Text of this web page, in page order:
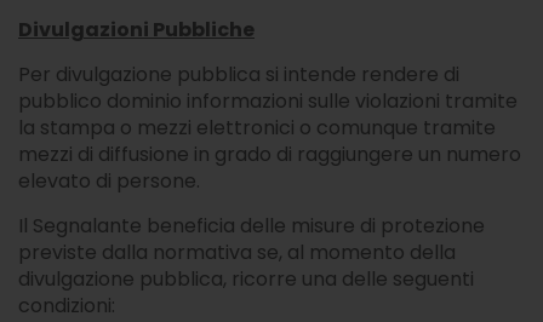
Divulgazioni Pubbliche
Per divulgazione pubblica si intende rendere di
pubblico dominio informazioni sulle violazioni tramite
la stampa o mezzi elettronici o comunque tramite
mezzi di diffusione in grado di raggiungere un numero
elevato di persone.
Il Segnalante beneficia delle misure di protezione
previste dalla normativa se, al momento della
divulgazione pubblica, ricorre una delle seguenti
condizioni: